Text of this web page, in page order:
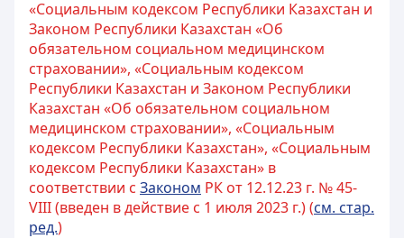
«Социальным кодексом Республики Казахстан и
Законом Республики Казахстан «Об
обязательном социальном медицинском
страховании», «Социальным кодексом
Республики Казахстан и Законом Республики
Казахстан «Об обязательном социальном
медицинском страховании», «Социальным
кодексом Республики Казахстан», «Социальным
кодексом Республики Казахстан» в
соответствии с Законом РК от 12.12.23 г. № 45-
VIII (введен в действие с 1 июля 2023 г.) (см. стар.
ред.)